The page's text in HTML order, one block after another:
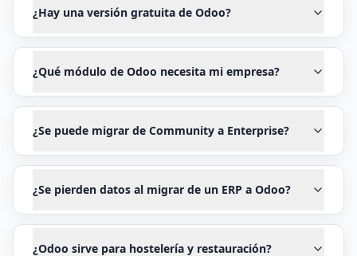
¿Hay una versión gratuita de Odoo?
¿Qué módulo de Odoo necesita mi empresa?
¿Se puede migrar de Community a Enterprise?
¿Se pierden datos al migrar de un ERP a Odoo?
¿Odoo sirve para hostelería y restauración?